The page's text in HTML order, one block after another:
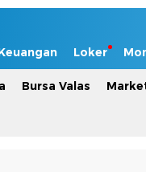
Loker
Bursa Valas